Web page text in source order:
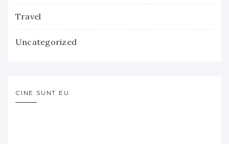
Travel
Uncategorized
CINE SUNT EU